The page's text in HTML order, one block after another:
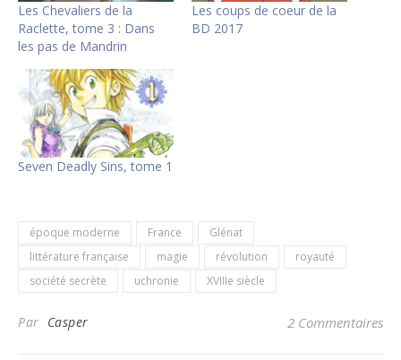
Les Chevaliers de la
Raclette, tome 3 : Dans
les pas de Mandrin
Les coups de coeur de la
BD 2017
Seven Deadly Sins, tome 1
époque moderne France
Glénat
littérature française
magie révolution
royauté
société secrète
uchronie XVIIIe siècle
Par Casper 2 Commentaires